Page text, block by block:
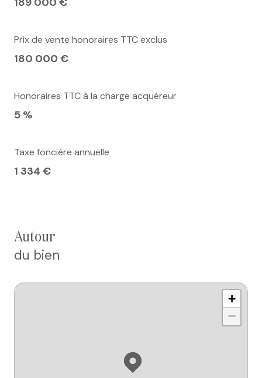
Prix de vente honoraires TTC exclus
180 000 €
Honoraires TTC à la charge acquéreur
5 %
Taxe foncière annuelle
1 334 €
autour
du bien
+
−